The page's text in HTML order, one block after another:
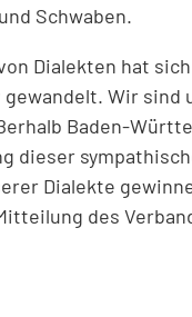
Schwaben.
von Dialekten hat
Wir sind
Baden-
dieser
Dialekte
des